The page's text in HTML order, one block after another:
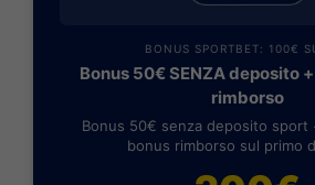
BONUS SPORTBET: 100€
Bonus 50€ SENZA deposito
rimborso
Bonus 50€ senza deposito sport
bonus rimborso sul primo